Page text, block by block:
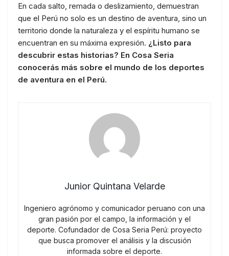
En cada salto, remada o deslizamiento, demuestran
que el Perú no solo es un destino de aventura, sino un
territorio donde la naturaleza y el espíritu humano se
encuentran en su máxima expresión. ¿Listo para
descubrir estas historias? En Cosa Seria
conocerás más sobre el mundo de los deportes
de aventura en el Perú.
Junior Quintana Velarde
Ingeniero agrónomo y comunicador peruano con una
gran pasión por el campo, la información y el
deporte. Cofundador de Cosa Seria Perú: proyecto
que busca promover el análisis y la discusión
informada sobre el deporte.